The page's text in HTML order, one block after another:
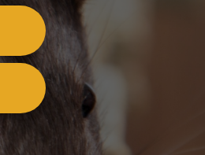
Cafards
Blattes
Guêpes
Punaises de lit